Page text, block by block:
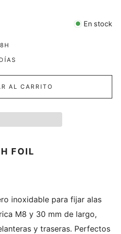
En stock
AL CARRITO
FOIL
inoxidable para fijar alas
M8 y 30 mm de largo,
y traseras. Perfectos